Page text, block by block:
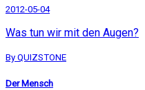
2012-05-04
Was tun wir mit den Augen?
By QUIZSTONE
Der Mensch